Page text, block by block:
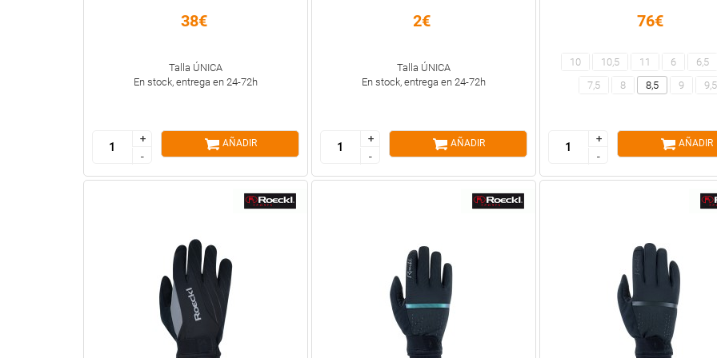
38€
Talla ÚNICA
En stock, entrega en 24-72h
+
-
+
-
AÑADIR
2€
Talla ÚNICA
En stock, entrega en 24-72h
+
-
+
-
AÑADIR
76€
10 10,5 11 6 6,5
7,5
8 8,5 9 9,5
+
-
+
-
AÑADIR